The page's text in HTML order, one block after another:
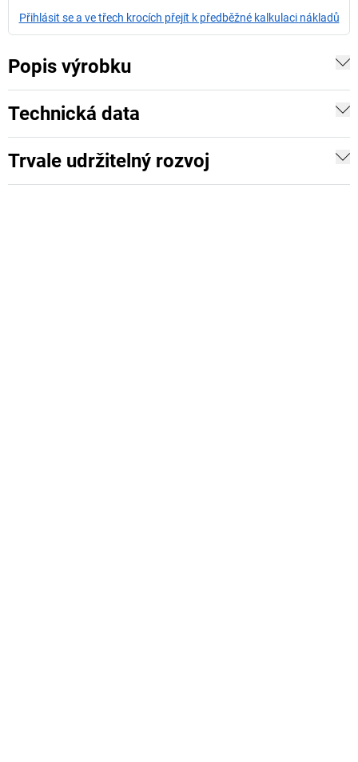
Přihlásit se a ve třech krocích přejít k předběžné kalkulaci nákladů
Popis výrobku
Technická data
Trvale udržitelný rozvoj